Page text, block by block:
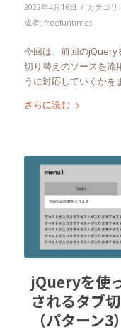
2022年4月16日 / カテゴリ:
成者: freefuntimes
今回は、前回のjQuery
切り替えのソースを流
うに対応していくかを
さらに読む
jQueryを使
されるタブ
（パターン3